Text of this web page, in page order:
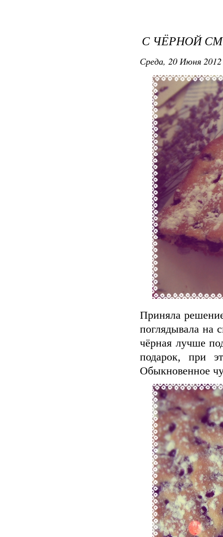
С ЧЁРНОЙ
Среда, 20 Июня
Приняла
поглядывала на
чёрная лучше
подарок, при
Обыкновенное